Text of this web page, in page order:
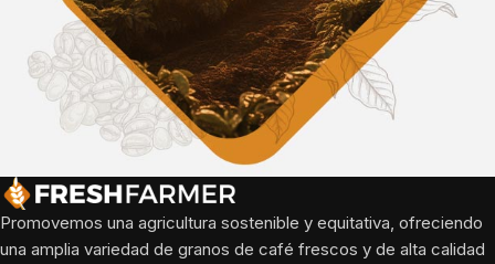
Promovemos una agricultura sostenible y equitativa, ofreciendo
una amplia variedad de granos de café frescos y de alta calidad